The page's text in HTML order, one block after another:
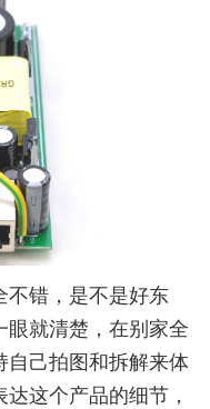
不错，是不是好东
就清楚，在别家全
自己拍图和拆解来体
这个产品的细节，